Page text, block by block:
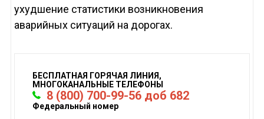
ухудшение статистики возникновения
аварийных ситуаций на дорогах.
БЕСПЛАТНАЯ ГОРЯЧАЯ ЛИНИЯ,
МНОГОКАНАЛЬНЫЕ ТЕЛЕФОНЫ
8 (800) 700-99-56 доб 682
Федеральный номер